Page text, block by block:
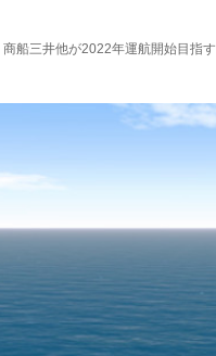
船三井他が2022年運航開始目指す